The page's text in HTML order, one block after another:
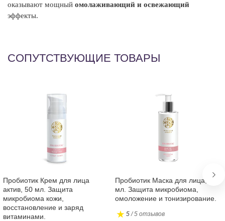
оказывают мощный омолаживающий и освежающий
эффекты.
СОПУТСТВУЮЩИЕ ТОВАРЫ
Пробиотик Крем для лица
актив, 50 мл. Защита
микробиома кожи,
восстановление и заряд
витаминами.
Пробиотик Маска для лица, 200
мл. Защита микробиома,
омоложение и тонизирование.
5/ 5 отзывов